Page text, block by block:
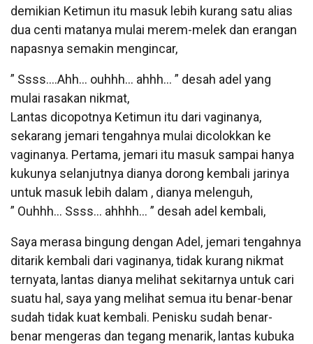
demikian Ketimun itu masuk lebih kurang satu alias
dua centi matanya mulai merem-melek dan erangan
napasnya semakin mengincar,
” Ssss….Ahh… ouhhh… ahhh… ” desah adel yang
mulai rasakan nikmat,
Lantas dicopotnya Ketimun itu dari vaginanya,
sekarang jemari tengahnya mulai dicolokkan ke
vaginanya. Pertama, jemari itu masuk sampai hanya
kukunya selanjutnya dianya dorong kembali jarinya
untuk masuk lebih dalam , dianya melenguh,
” Ouhhh… Ssss… ahhhh… ” desah adel kembali,
Saya merasa bingung dengan Adel, jemari tengahnya
ditarik kembali dari vaginanya, tidak kurang nikmat
ternyata, lantas dianya melihat sekitarnya untuk cari
suatu hal, saya yang melihat semua itu benar-benar
sudah tidak kuat kembali. Penisku sudah benar-
benar mengeras dan tegang menarik, lantas kubuka